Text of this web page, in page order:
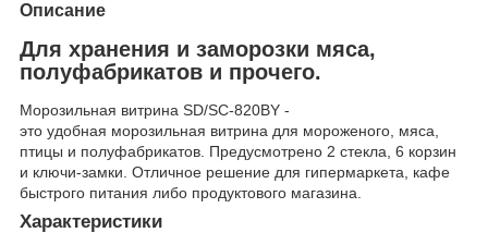
Описание
Для хранения и заморозки мяса,
полуфабрикатов и прочего.
Морозильная витрина SD/SC-820BY -
это удобная морозильная витрина для мороженого, мяса,
птицы и полуфабрикатов. Предусмотрено 2 стекла, 6 корзин
и ключи-замки. Отличное решение для гипермаркета, кафе
быстрого питания либо продуктового магазина.
Характеристики